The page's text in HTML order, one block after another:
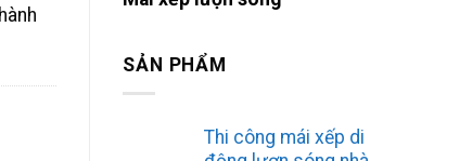
SẢN PHẨM
Thi công mái xếp di